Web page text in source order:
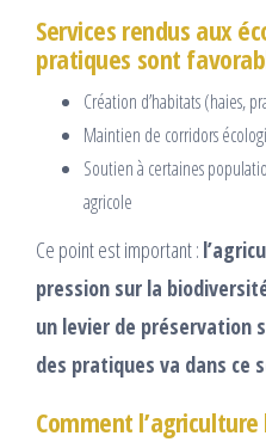
Services rendus aux
pratiques sont
Création d’habitats (haies,
Maintien de corridors
Soutien à certaines
agricole
Ce point est important :
pression sur la
un levier de
des pratiques va dans ce
Comment